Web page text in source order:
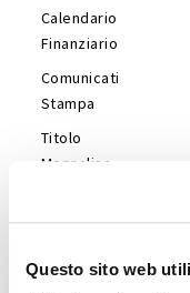
Questo sito web
Calendario
Finanziario
Comunicati
Stampa
Titolo
Monnalisa
Reports